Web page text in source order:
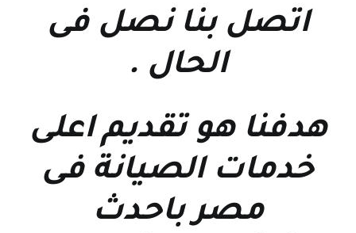
اتصل بنا نصل فى
الحال .
هدفنا هو تقديم اعلى
خدمات الصيانة فى
مصر باحدث